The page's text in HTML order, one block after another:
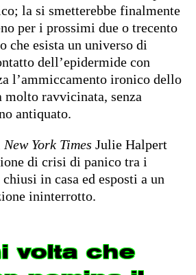
la si smetterebbe finalmente
per i prossimi due o trecento
che esista un universo di
dell’epidermide con
l’ammiccamento ironico dello
molto ravvicinata, senza
antiquato.
New York Times Julie Halpert
di crisi di panico tra i
in casa ed esposti a un
ininterrotto.
volta che